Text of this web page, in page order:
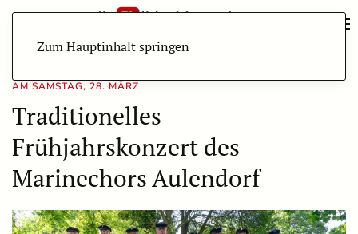
Zum Hauptinhalt springen
AM SAMSTAG, 28. MÄRZ
Traditionelles
Frühjahrskonzert des
Marinechors Aulendorf